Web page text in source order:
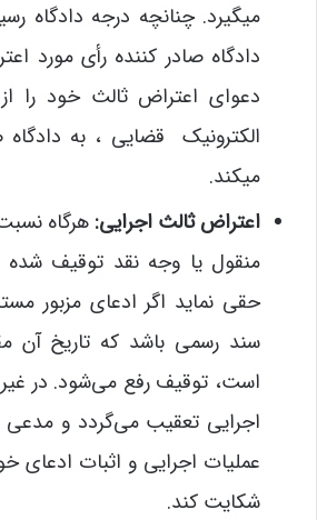
می­گیرد. چنانچه درجه دادگاه
دادگاه صادر کننده رأی مورد
دعوای اعتراض ثالث خود را
الکترونیک قضایی ، به دادگاه
می­کند.
اعتراض ثالث اجرایی: هرگاه
منقول یا وجه نقد توقیف
حقی نماید اگر ادعای مزبور
سند رسمی باشد که تاریخ آن
است، توقیف رفع می‌شود. در
اجرایی تعقیب می‌گردد و مدعی
عملیات اجرایی و اثبات ادعای
شکایت کند.